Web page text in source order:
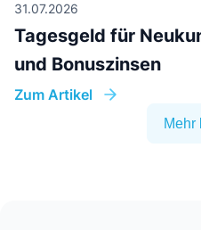
31.07.2026
Tagesgeld für
und Bonuszinsen
Zum Artikel
Mehr